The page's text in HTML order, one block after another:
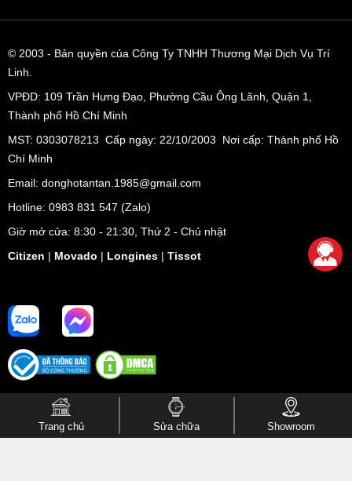
Trang chủ Sửa chữa Showroom
© 2003 - Bản quyền của Công Ty TNHH Thương Mại Dịch Vụ Trí
Linh.
VPĐD: 109 Trần Hưng Đạo, Phường Cầu Ông Lãnh, Quận 1,
Thành phố Hồ Chí Minh
MST: 0303078213 Cấp ngày: 22/10/2003 Nơi cấp: Thành phố Hồ
Chí Minh
Email: donghotantan.1985@gmail.com
Hotline: 0983 831 547 (Zalo)
Giờ mở cửa: 8:30 - 21:30, Thứ 2 - Chủ nhật
Citizen | Movado | Longines | Tissot